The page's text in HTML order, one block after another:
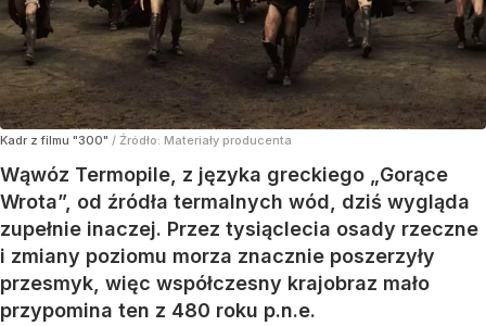
Kadr z filmu "300" / Źródło: Materiały producenta
Wąwóz Termopile, z języka greckiego „Gorące
Wrota”, od źródła termalnych wód, dziś wygląda
zupełnie inaczej. Przez tysiąclecia osady rzeczne
i zmiany poziomu morza znacznie poszerzyły
przesmyk, więc współczesny krajobraz mało
przypomina ten z 480 roku p.n.e.